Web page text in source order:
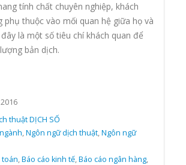
tính chất chuyên nghiệp, khách
phụ thuộc vào mối quan hệ giữa họ và
là một số tiêu chí khách quan để
bản dịch.
thuật DỊCH SỐ
,Ngôn ngữ dịch thuật,Ngôn ngữ
toán,Báo cáo kinh tế,Báo cáo ngân hàng,